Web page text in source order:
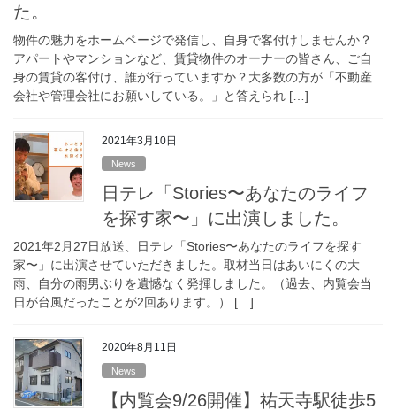
た。
物件の魅力をホームページで発信し、自身で客付けしませんか？
アパートやマンションなど、賃貸物件のオーナーの皆さん、ご自
身の賃貸の客付け、誰が行っていますか？大多数の方が「不動産
会社や管理会社にお願いしている。」と答えられ […]
2021年3月10日
News
日テレ「Stories〜あなたのライフ
を探す家〜」に出演しました。
2021年2月27日放送、日テレ「Stories〜あなたのライフを探す
家〜」に出演させていただきました。取材当日はあいにくの大
雨、自分の雨男ぶりを遺憾なく発揮しました。（過去、内覧会当
日が台風だったことが2回あります。） […]
2020年8月11日
News
【内覧会9/26開催】祐天寺駅徒歩5